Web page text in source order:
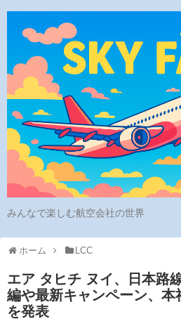
みんなで楽しむ航空会社の世界
ホーム LCC
エア タヒチ ヌイ、日本路
編や最新キャンペーン、本
を発表